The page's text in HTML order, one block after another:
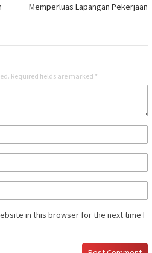
Memperluas Lapangan Pekerjaan
Required fields are marked *
in this browser for the next time I